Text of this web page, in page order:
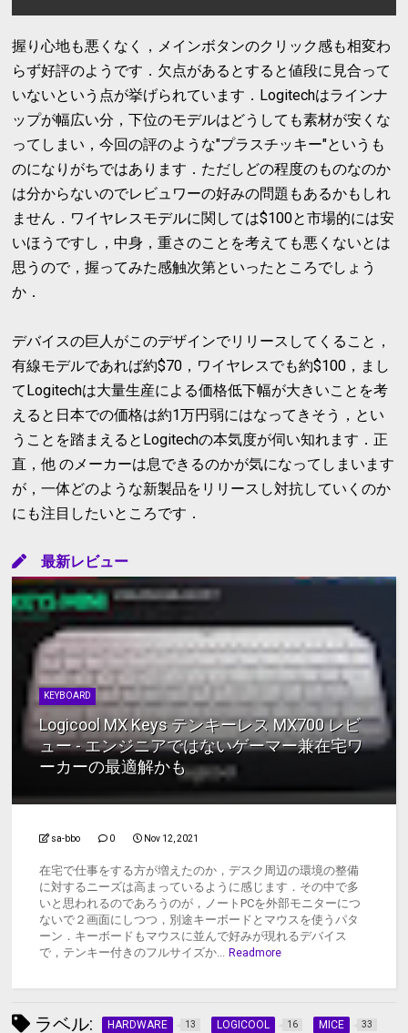
握り心地も悪くなく，メインボタンのクリック感も相変わ
らず好評のようです．欠点があるとすると値段に見合って
いないという点が挙げられています．Logitechはラインナ
ップが幅広い分，下位のモデルはどうしても素材が安くな
ってしまい，今回の評のような"プラスチッキー"というも
のになりがちではあります．ただしどの程度のものなのか
は分からないのでレビュワーの好みの問題もあるかもしれ
ません．ワイヤレスモデルに関しては$100と市場的には安
いほうですし，中身，重さのことを考えても悪くないとは
思うので，握ってみた感触次第といったところでしょう
か．
デバイスの巨人がこのデザインでリリースしてくること，
有線モデルであれば約$70，ワイヤレスでも約$100，まし
てLogitechは大量生産による価格低下幅が大きいことを考
えると日本での価格は約1万円弱にはなってきそう，とい
うことを踏まえるとLogitechの本気度が伺い知れます．正
直，他 のメーカーは息できるのかが気になってしまいます
が，一体どのような新製品をリリースし対抗していくのか
にも注目したいところです．
最新レビュー
KEYBOARD
Logicool MX Keys テンキーレス MX700 レビ
ュー - エンジニアではないゲーマー兼在宅ワ
ーカーの最適解かも
sa-bbo 0 Nov 12, 2021
在宅で仕事をする方が増えたのか，デスク周辺の環境の整備
に対するニーズは高まっているように感じます．その中で多
いと思われるのであろうのが，ノートPCを外部モニターにつ
ないで２画面にしつつ，別途キーボードとマウスを使うパタ
ーン．キーボードもマウスに並んで好みが現れるデバイス
で，テンキー付きのフルサイズか... Readmore
ラベル: HARDWARE 13 LOGICOOL 16 MICE 33